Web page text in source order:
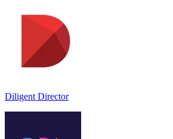
Diligent Director